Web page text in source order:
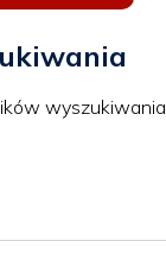
wyszukiwania